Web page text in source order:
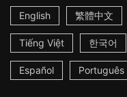
English
繁體中文
Tiếng Việt 한국어
Español Português